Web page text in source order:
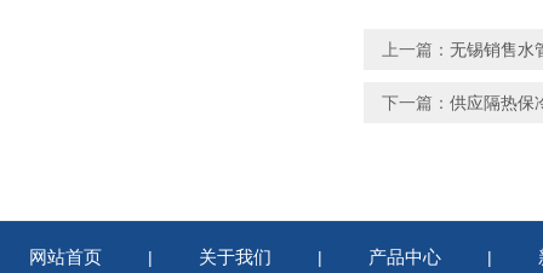
上一篇： 无锡销售水
下一篇： 供应隔热保
网站首页 | 关于我们 | 产品中心 |